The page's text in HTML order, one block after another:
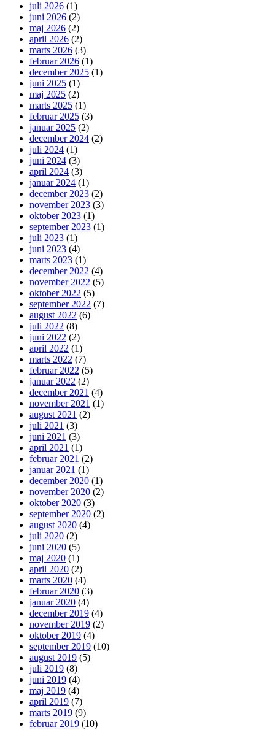
juli 2026 (1)
juni 2026 (2)
maj 2026 (2)
april 2026 (2)
marts 2026 (3)
februar 2026 (1)
december 2025 (1)
juni 2025 (1)
maj 2025 (2)
marts 2025 (1)
februar 2025 (3)
januar 2025 (2)
december 2024 (2)
juli 2024 (1)
juni 2024 (3)
april 2024 (3)
januar 2024 (1)
december 2023 (2)
november 2023 (3)
oktober 2023 (1)
september 2023 (1)
juli 2023 (1)
juni 2023 (4)
marts 2023 (1)
december 2022 (4)
november 2022 (5)
oktober 2022 (5)
september 2022 (7)
august 2022 (6)
juli 2022 (8)
juni 2022 (2)
april 2022 (1)
marts 2022 (7)
februar 2022 (5)
januar 2022 (2)
december 2021 (4)
november 2021 (1)
august 2021 (2)
juli 2021 (3)
juni 2021 (3)
april 2021 (1)
februar 2021 (2)
januar 2021 (1)
december 2020 (1)
november 2020 (2)
oktober 2020 (3)
september 2020 (2)
august 2020 (4)
juli 2020 (2)
juni 2020 (5)
maj 2020 (1)
april 2020 (2)
marts 2020 (4)
februar 2020 (3)
januar 2020 (4)
december 2019 (4)
november 2019 (2)
oktober 2019 (4)
september 2019 (10)
august 2019 (5)
juli 2019 (8)
juni 2019 (4)
maj 2019 (4)
april 2019 (7)
marts 2019 (9)
februar 2019 (10)